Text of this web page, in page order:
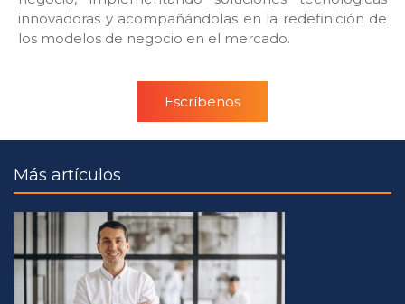
innovadoras y acompañándolas en la redefinición de
los modelos de negocio en el mercado.
Escríbenos
Más artículos